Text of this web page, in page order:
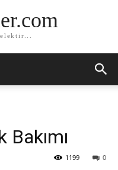
Bakımı
0
1199